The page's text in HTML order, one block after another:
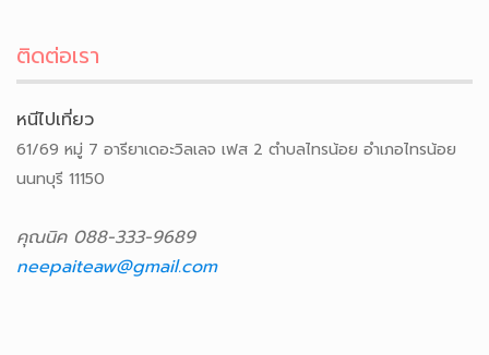
ติดต่อเรา
หนีไปเที่ยว
61/69 หมู่ 7 อารียาเดอะวิลเลจ เฟส 2 ตำบลไทรน้อย อำเภอไทรน้อย
นนทบุรี 11150
คุณนิค 088-333-9689
neepaiteaw@gmail.com